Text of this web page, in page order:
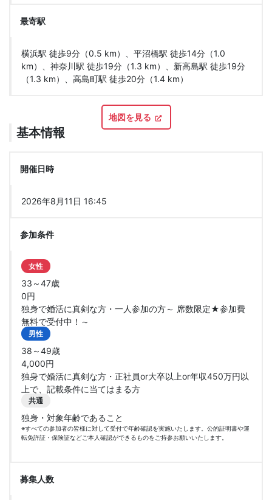
最寄駅
横浜駅 徒歩9分（0.5 km）、平沼橋駅 徒歩14分（1.0
km）、神奈川駅 徒歩19分（1.3 km）、新高島駅 徒歩19分
（1.3 km）、高島町駅 徒歩20分（1.4 km）
地図を見る
基本情報
開催日時
2026年8月11日 16:45
参加条件
女性
33～47歳
0円
独身で婚活に真剣な方・一人参加の方～ 席数限定★参加費
無料で受付中！～
男性
38～49歳
4,000円
独身で婚活に真剣な方・正社員or大卒以上or年収450万円以
上で、記載条件に当てはまる方
共通
独身・対象年齢であること
※すべての参加者の皆様に対して受付で年齢確認を実施いたします。公的証明書や運
転免許証・保険証などご本人確認ができるものをご持参お願いいたします。
募集人数